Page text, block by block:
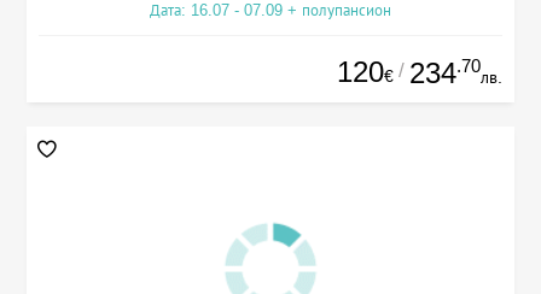
Дата: 16.07 - 07.09 + полупансион
120€ / 234.70
лв.